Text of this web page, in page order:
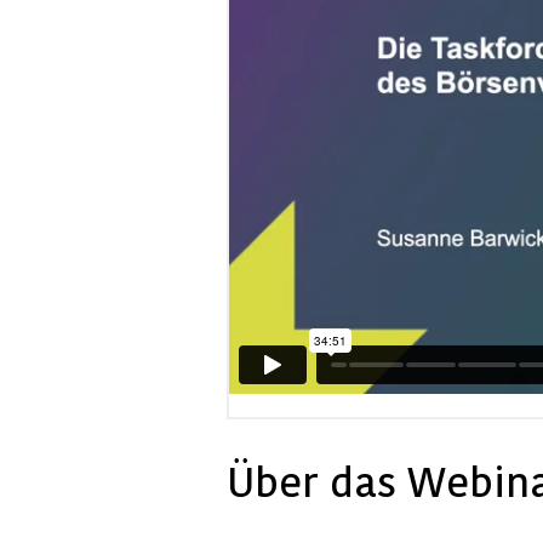
Über das